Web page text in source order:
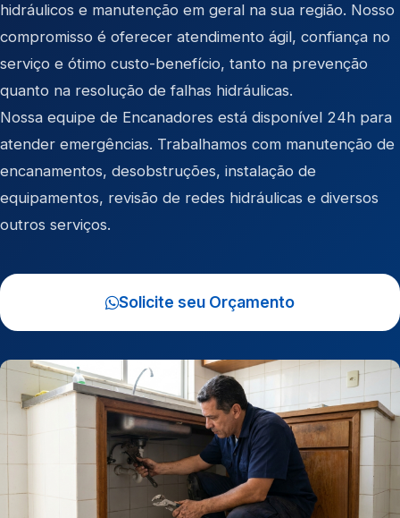
hidráulicos e manutenção em geral na sua região. Nosso
compromisso é oferecer atendimento ágil, confiança no
serviço e ótimo custo-benefício, tanto na prevenção
quanto na resolução de falhas hidráulicas.
Nossa equipe de Encanadores está disponível 24h para
atender emergências. Trabalhamos com manutenção de
encanamentos, desobstruções, instalação de
equipamentos, revisão de redes hidráulicas e diversos
outros serviços.
Solicite seu Orçamento